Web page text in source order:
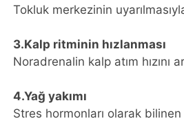
Tokluk merkezinin
3.Kalp ritminin hızlanması
Noradrenalin kalp atım hızını
4.Yağ yakımı
Stres hormonları olarak